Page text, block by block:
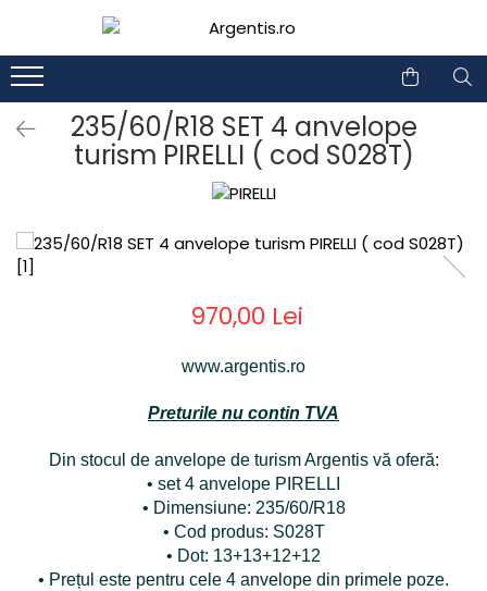
235/60/R18 SET 4 anvelope
turism PIRELLI ( cod S028T)
970,00 Lei
www.argentis.ro
Preturile nu contin TVA
Din stocul de anvelope de turism Argentis vă oferă:
• set 4 anvelope PIRELLI
• Dimensiune: 235/60/R18
• Cod produs: S028T
• Dot: 13+13+12+12
• Prețul este pentru cele 4 anvelope din primele poze.